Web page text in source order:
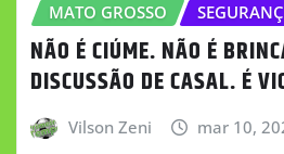
MATO GROSSO
NÃO É CIÚME. NÃO É
DISCUSSÃO DE CASAL. É
Vilson Zeni mar 10,